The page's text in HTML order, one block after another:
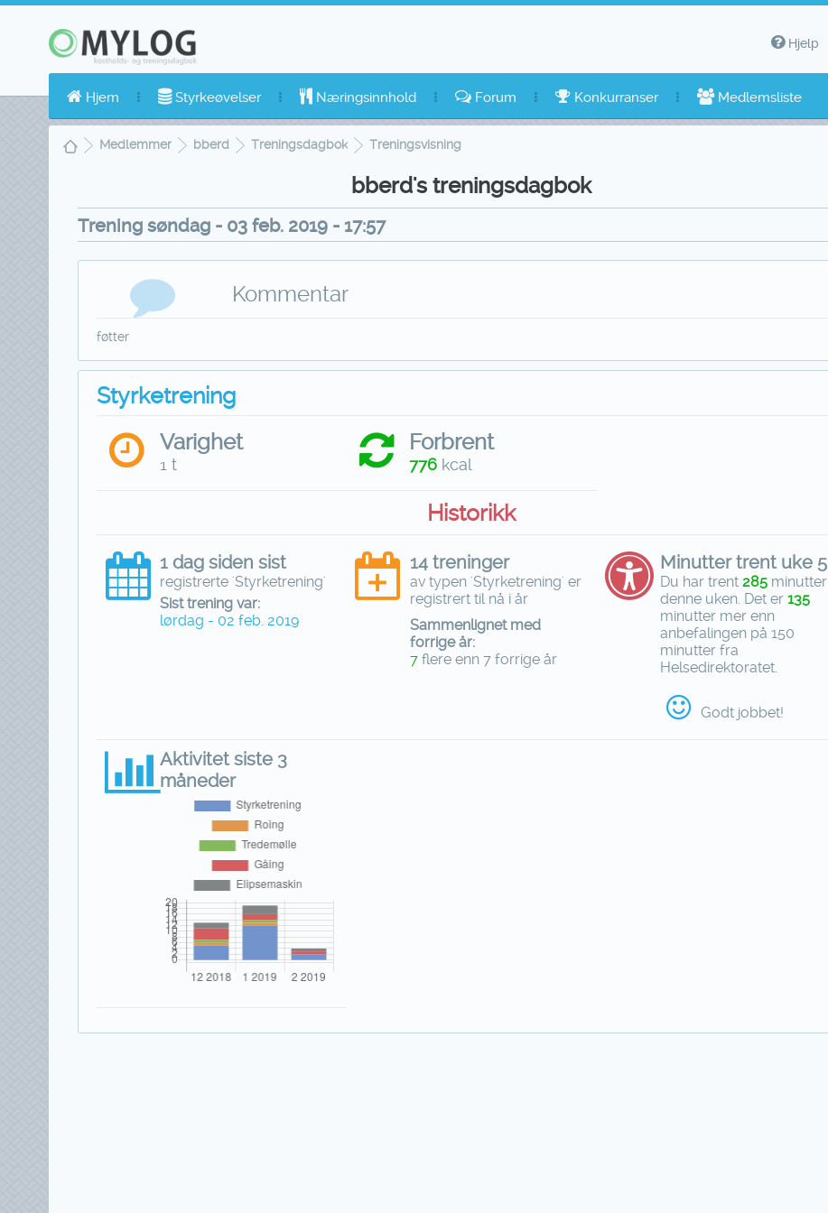
Hjelp
Hjem Styrkeøvelser Næringsinnhold Forum Konkurranser Medlemsliste
Medlemmer bberd Treningsdagbok Treningsvisning
bberd's treningsdagbok
Trening søndag - 03 feb. 2019 - 17:57
Kommentar
føtter
Styrketrening
Varighet
1 t
Forbrent
776 kcal
Historikk
1 dag siden sist
registrerte 'Styrketrening'
Sist trening var:
lørdag - 02 feb. 2019
14 treninger
av typen 'Styrketrening' er
registrert til nå i år
Sammenlignet med
forrige år:
7 flere enn 7 forrige år
Minutter trent uke 5
Du har trent285 minutter
denne uken. Det er135
minutter mer enn
anbefalingen på 150
minutter fra
Helsedirektoratet.
Godt jobbet!
Aktivitet siste 3
måneder